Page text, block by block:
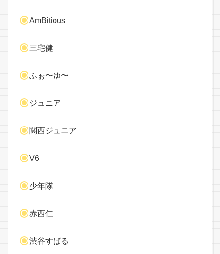
AmBitious
三宅健
ふぉ〜ゆ〜
ジュニア
関西ジュニア
V6
少年隊
赤西仁
渋谷すばる